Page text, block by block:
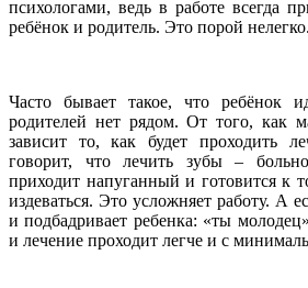
психологами, ведь в работе всегда
ребёнок и родитель. Это порой нелегко.
Часто бывает такое, что ребёнок
родителей нет рядом. От того, как
зависит то, как будет проходить
говорит, что лечить зубы –
приходит напуганный и готовится к
издеваться. Это усложняет работу. А
и подбадривает ребенка: «ты
и лечение проходит легче и с